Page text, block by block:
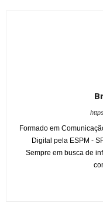
Formado em
Digital pela ESPM -
Sempre em busca de